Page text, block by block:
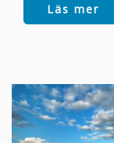
Läs mer